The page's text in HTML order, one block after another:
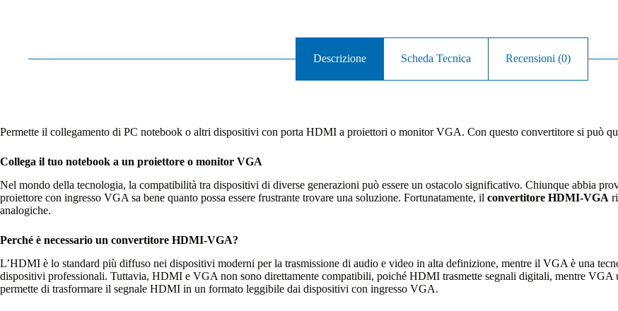
Descrizione Scheda Tecnica Recensioni (0)
Permette il collegamento di PC notebook o altri dispositivi con porta HDMI a proiettori o monitor VGA. Con questo convertitore si può
Collega il tuo notebook a un proiettore o monitor VGA
Nel mondo della tecnologia, la compatibilità tra dispositivi di diverse generazioni può essere un ostacolo significativo. Chiunque abbia
proiettore con ingresso VGA sa bene quanto possa essere frustrante trovare una soluzione. Fortunatamente, il convertitore HDMI-VGA
analogiche.
Perché è necessario un convertitore HDMI-VGA?
L’HDMI è lo standard più diffuso nei dispositivi moderni per la trasmissione di audio e video in alta definizione, mentre il VGA è una
dispositivi professionali. Tuttavia, HDMI e VGA non sono direttamente compatibili, poiché HDMI trasmette segnali digitali, mentre
permette di trasformare il segnale HDMI in un formato leggibile dai dispositivi con ingresso VGA.